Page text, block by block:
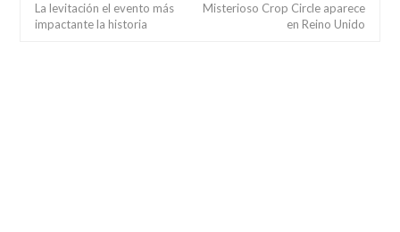
La levitación el evento más
impactante la historia
Misterioso Crop Circle aparece
en Reino Unido